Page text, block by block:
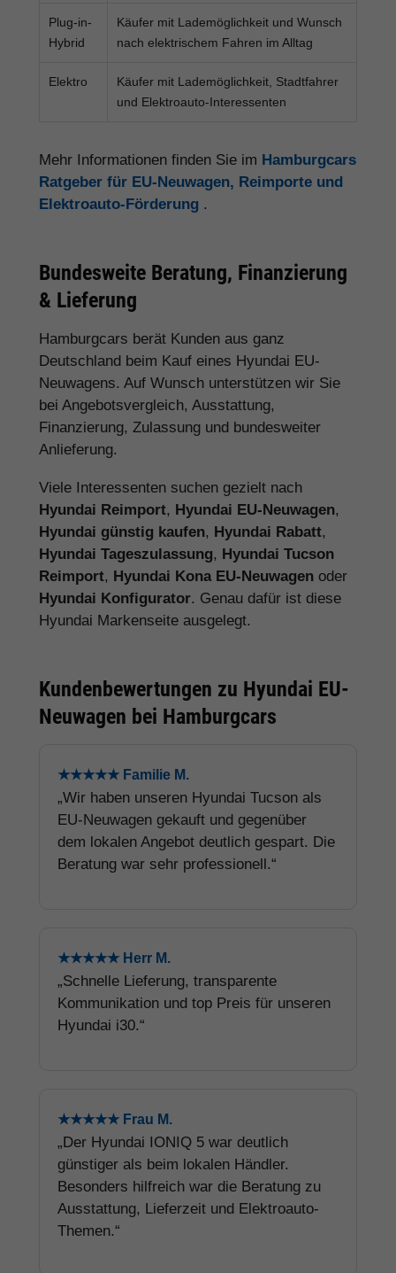
Plug-in-
Hybrid
Käufer mit Lademöglichkeit und Wunsch
nach elektrischem Fahren im Alltag
Elektro
Käufer mit Lademöglichkeit, Stadtfahrer
und Elektroauto-Interessenten
Mehr Informationen finden Sie im Hamburgcars
Ratgeber für EU-Neuwagen, Reimporte und
Elektroauto-Förderung .
Bundesweite Beratung, Finanzierung
& Lieferung
Hamburgcars berät Kunden aus ganz
Deutschland beim Kauf eines Hyundai EU-
Neuwagens. Auf Wunsch unterstützen wir Sie
bei Angebotsvergleich, Ausstattung,
Finanzierung, Zulassung und bundesweiter
Anlieferung.
Viele Interessenten suchen gezielt nach
Hyundai Reimport, Hyundai EU-Neuwagen,
Hyundai günstig kaufen, Hyundai Rabatt,
Hyundai Tageszulassung, Hyundai Tucson
Reimport, Hyundai Kona EU-Neuwagen oder
Hyundai Konfigurator. Genau dafür ist diese
Hyundai Markenseite ausgelegt.
Kundenbewertungen zu Hyundai EU-
Neuwagen bei Hamburgcars
★★★★★ Familie M.
„Wir haben unseren Hyundai Tucson als
EU-Neuwagen gekauft und gegenüber
dem lokalen Angebot deutlich gespart. Die
Beratung war sehr professionell.“
★★★★★ Herr M.
„Schnelle Lieferung, transparente
Kommunikation und top Preis für unseren
Hyundai i30.“
★★★★★ Frau M.
„Der Hyundai IONIQ 5 war deutlich
günstiger als beim lokalen Händler.
Besonders hilfreich war die Beratung zu
Ausstattung, Lieferzeit und Elektroauto-
Themen.“